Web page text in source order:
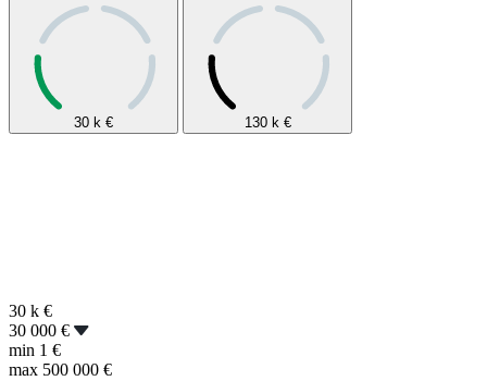
30 k € 130 k €
30 k €
30 000 €
min 1 €
max 500 000 €